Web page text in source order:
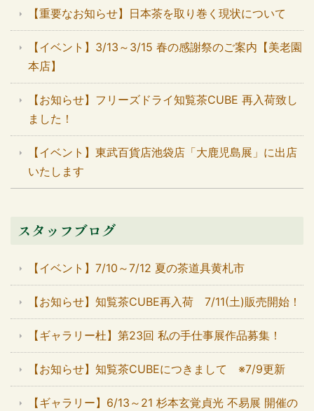
【重要なお知らせ】日本茶を取り巻く現状について
【イベント】3/13～3/15 春の感謝祭のご案内【美老園
本店】
【お知らせ】フリーズドライ知覧茶CUBE 再入荷致し
ました！
【イベント】東武百貨店池袋店「大鹿児島展」に出店
いたします
スタッフブログ
【イベント】7/10～7/12 夏の茶道具黄札市
【お知らせ】知覧茶CUBE再入荷 7/11(土)販売開始！
【ギャラリー杜】第23回 私の手仕事展作品募集！
【お知らせ】知覧茶CUBEにつきまして ※7/9更新
【ギャラリー】6/13～21 杉本玄覚貞光 不易展 開催の